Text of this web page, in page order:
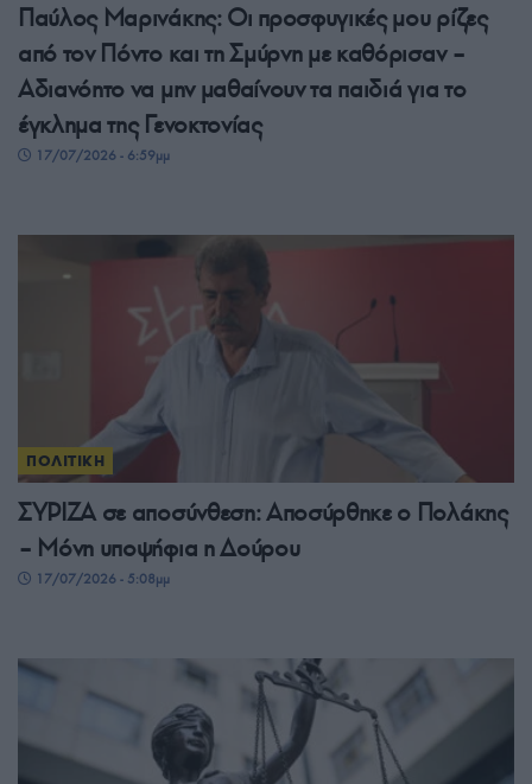
Παύλος Μαρινάκης: Οι προσφυγικές μου ρίζες
από τον Πόντο και τη Σμύρνη με καθόρισαν –
Αδιανόητο να μην μαθαίνουν τα παιδιά για το
έγκλημα της Γενοκτονίας
17/07/2026 - 6:59μμ
ΠΟΛΙΤΙΚΗ
ΣΥΡΙΖΑ σε αποσύνθεση: Αποσύρθηκε ο Πολάκης
– Μόνη υποψήφια η Δούρου
17/07/2026 - 5:08μμ